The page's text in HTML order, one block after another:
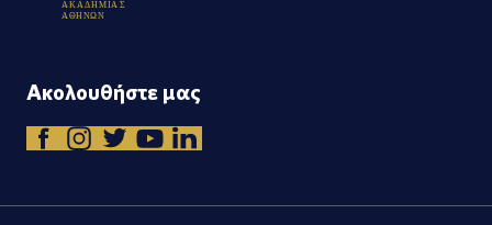
ΑΚΑΔΗΜΙΑ Σ
Α ΘΗΝΩΝ
Ακολουθήστε μας